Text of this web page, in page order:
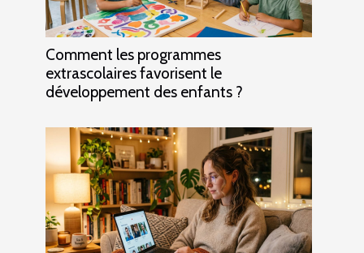
Comment les programmes
extrascolaires favorisent le
développement des enfants ?